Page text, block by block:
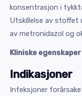
konsentrasjon i
Utskillelse av stoffet
av metronidazol og
Kliniske egenskaper
Indikasjoner
Infeksjoner